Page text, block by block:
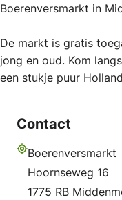
Boerenversmarkt in
De markt is gratis
jong en oud. Kom
een stukje puur
Contact
Boerenversmarkt
Hoornseweg 16
1775 RB